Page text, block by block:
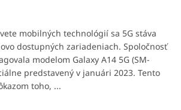
mobilných technológií sa 5G stáva
dostupných zariadeniach. Spoločnosť
modelom Galaxy A14 5G (SM-
predstavený v januári 2023. Tento
toho, ...